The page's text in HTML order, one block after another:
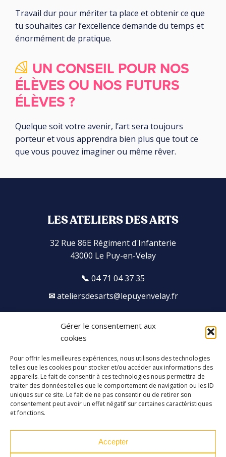
Gérer le consentement aux
cookies
Pour offrir les meilleures expériences, nous utilisons des technologies
telles que les cookies pour stocker et/ou accéder aux informations des
appareils. Le fait de consentir à ces technologies nous permettra de
traiter des données telles que le comportement de navigation ou les ID
uniques sur ce site. Le fait de ne pas consentir ou de retirer son
consentement peut avoir un effet négatif sur certaines caractéristiques
et fonctions.
Accepter
Travail dur pour mériter ta place et obtenir ce que
tu souhaites car l’excellence demande du temps et
énormément de pratique.
UN CONSEIL POUR NOS
ÉLÈVES OU NOS FUTURS
ÉLÈVES ?
Quelque soit votre avenir, l’art sera toujours
porteur et vous apprendra bien plus que tout ce
que vous pouvez imaginer ou même rêver.
LES ATELIERS DES ARTS
32 Rue 86E Régiment d'Infanterie
43000 Le Puy-en-Velay
04 71 04 37 35
ateliersdesarts@lepuyenvelay.fr
S'inscrire à la newsletter